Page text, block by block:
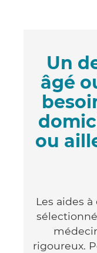
Un
âgé
ou
Les aides
rigoureux.